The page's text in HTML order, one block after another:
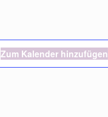
Zum Kalender hinzufügen